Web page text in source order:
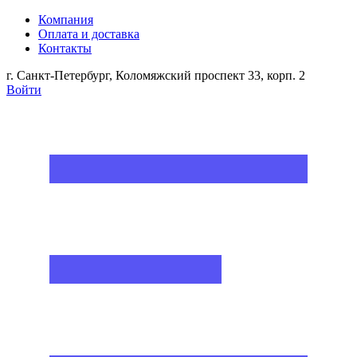
Компания
Оплата и доставка
Контакты
г. Санкт-Петербург, Коломяжский проспект 33, корп. 2
Войти